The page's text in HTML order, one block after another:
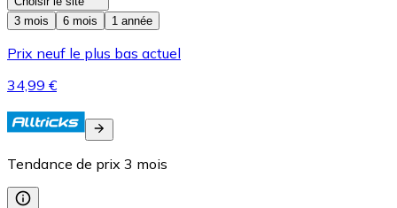
3 mois
6 mois 1 année
Prix neuf le plus bas actuel
34,99 €
Tendance de prix 3 mois